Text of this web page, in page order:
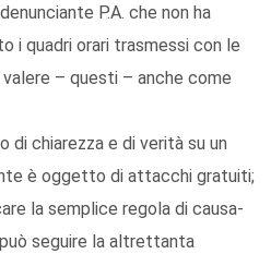
P.A. che non ha
i quadri orari trasmessi con le
– questi – anche come
di chiarezza e di verità su un
è oggetto di attacchi gratuiti;
la semplice regola di causa-
seguire la altrettanta